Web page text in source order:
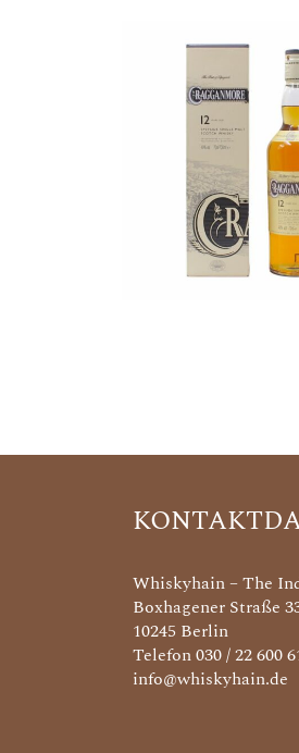
Whiskyhain – The
Boxhagener Straße
10245 Berlin
Telefon 030 / 22 600
info@whiskyhain.de